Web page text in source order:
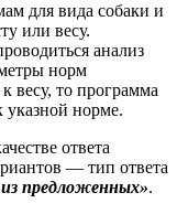
для вида собаки и
или весу.
анализ
норм
весу, то программа
указной норме.
ответа
— тип ответа
предложенных».